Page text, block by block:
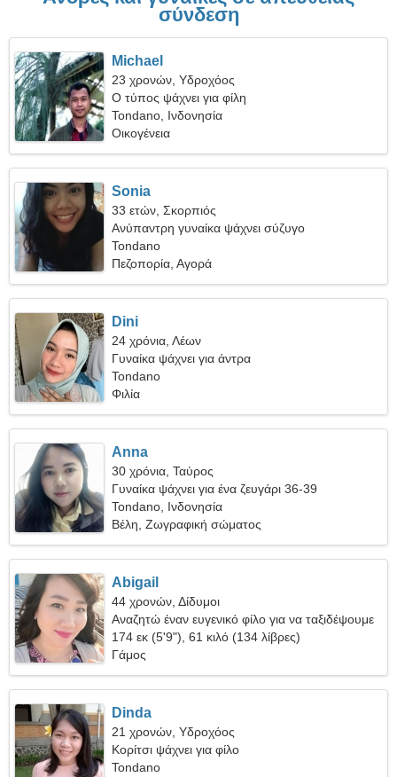
σύνδεση
Michael
23 χρονών, Υδροχόος
Ο τύπος ψάχνει για φίλη
Tondano, Ινδονησία
Οικογένεια
Sonia
33 ετών, Σκορπιός
Ανύπαντρη γυναίκα ψάχνει σύζυγο
Tondano
Πεζοπορία, Αγορά
Dini
24 χρόνια, Λέων
Γυναίκα ψάχνει για άντρα
Tondano
Φιλία
Anna
30 χρόνια, Ταύρος
Γυναίκα ψάχνει για ένα ζευγάρι 36-39
Tondano, Ινδονησία
Βέλη, Ζωγραφική σώματος
Abigail
44 χρονών, Δίδυμοι
Αναζητώ έναν ευγενικό φίλο για να ταξιδέψουμε
μαζί
174 εκ (5'9"), 61 κιλό (134 λίβρες)
Γάμος
Dinda
21 χρονών, Υδροχόος
Κορίτσι ψάχνει για φίλο
Tondano